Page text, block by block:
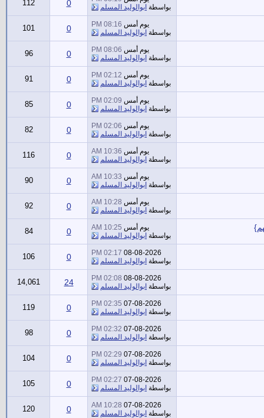
بواسطة ابوالوليد المسلم 0
112
يوم أمس 08:16 PM
بواسطة ابوالوليد المسلم 0
101
يوم أمس 08:06 PM
بواسطة ابوالوليد المسلم 0
96
يوم أمس 02:12 PM
بواسطة ابوالوليد المسلم 0
91
يوم أمس 02:09 PM
بواسطة ابوالوليد المسلم 0
85
يوم أمس 02:06 PM
بواسطة ابوالوليد المسلم 0
82
يوم أمس 10:36 AM
بواسطة ابوالوليد المسلم 0
116
يوم أمس 10:33 AM
بواسطة ابوالوليد المسلم 0
90
يوم أمس 10:28 AM
بواسطة ابوالوليد المسلم 0
92
يوم أمس 10:25 AM
بواسطة ابوالوليد المسلم 0
84
08-08-2026
02:17 PM
بواسطة ابوالوليد المسلم 0
106
08-08-2026
02:08 PM
بواسطة ابوالوليد المسلم 24
14,061
07-08-2026
02:35 PM
بواسطة ابوالوليد المسلم 0
119
07-08-2026
02:32 PM
بواسطة ابوالوليد المسلم 0
98
07-08-2026
02:29 PM
بواسطة ابوالوليد المسلم 0
104
07-08-2026
02:27 PM
بواسطة ابوالوليد المسلم 0
105
07-08-2026
10:28 AM
بواسطة ابوالوليد المسلم 0
120